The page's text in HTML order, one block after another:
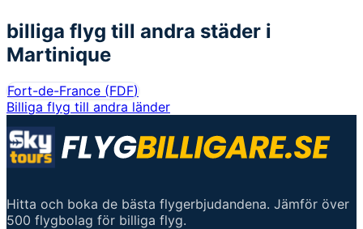
billiga flyg till andra städer i
Martinique
Fort-de-France (FDF)
Billiga flyg till andra länder
Hitta och boka de bästa flygerbjudandena. Jämför över
500 flygbolag för billiga flyg.